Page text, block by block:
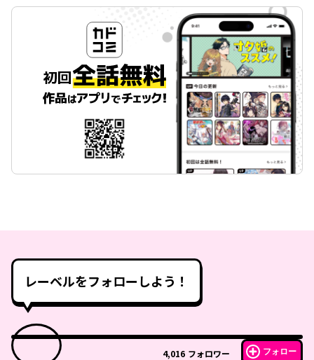
レーベルをフォローしよう！
4,016 フォロワー フォロー